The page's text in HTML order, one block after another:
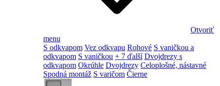
Otvoriť
menu
S odkvapom Vez odkvapu Rohové S vaničkou a
odkvapom S vaničkou + 7 ďalší Dvojdrezy s
odkvapom Okrúhle Dvojdrezy Celoplošné, nástavné
Spodná montáž S varičom Čierne